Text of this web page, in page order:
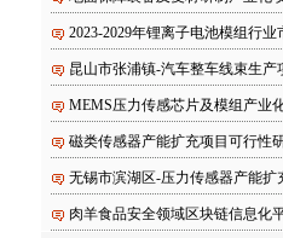
2023-2029年锂离子电池模组行
昆山市张浦镇-汽车整车线束生产
MEMS压力传感芯片及模组产业
磁类传感器产能扩充项目可行性
无锡市滨湖区-压力传感器产能扩
肉羊食品安全领域区块链信息化